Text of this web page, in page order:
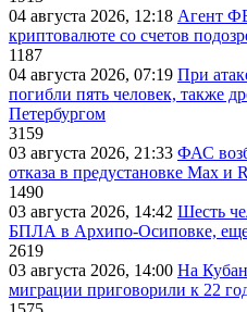
04 августа 2026, 12:18 Агент
криптовалюте со счетов
1187
04 августа 2026, 07:19 При
погибли пять человек, также
Петербургом
3159
03 августа 2026, 21:33 ФАС
отказа в предустановке Max и
1490
03 августа 2026, 14:42 Шесть
БПЛА в Архипо-Осиповке, еще
2619
03 августа 2026, 14:00 На
миграции приговорили к 22